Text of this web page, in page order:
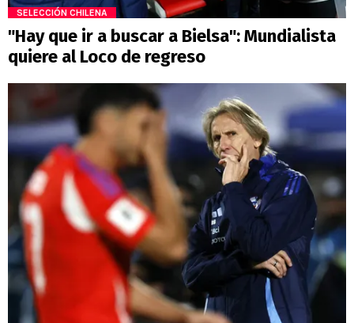
SELECCIÓN CHILENA
"Hay que ir a buscar a Bielsa": Mundialista
quiere al Loco de regreso